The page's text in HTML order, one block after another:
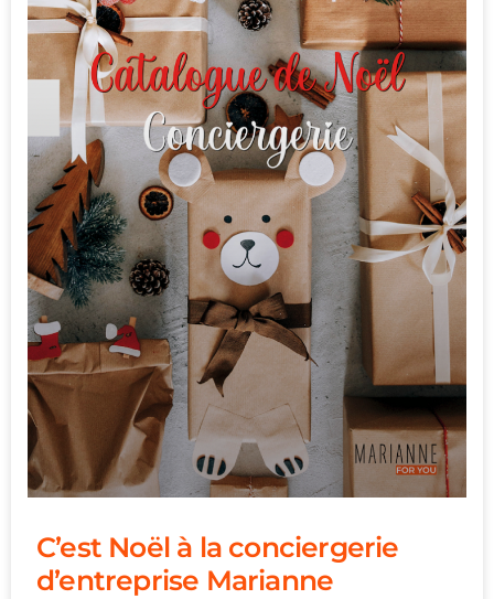
C’est Noël à la conciergerie
d’entreprise Marianne